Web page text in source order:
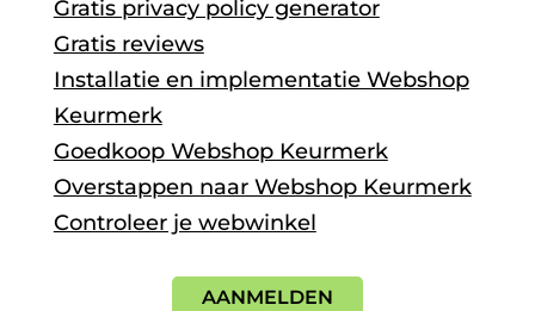
Gratis privacy policy generator
Gratis reviews
Installatie en implementatie Webshop
Keurmerk
Goedkoop Webshop Keurmerk
Overstappen naar Webshop Keurmerk
Controleer je webwinkel
AANMELDEN